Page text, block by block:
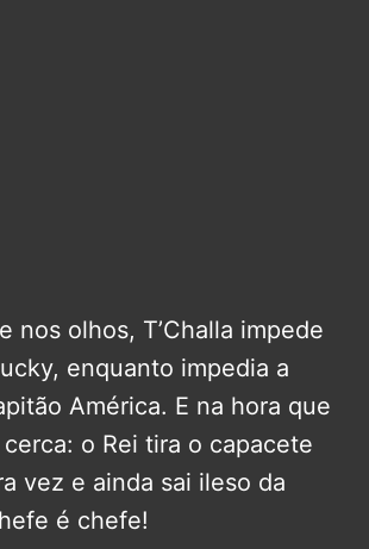
nos olhos, T’Challa impede
enquanto impedia a
América. E na hora que
o Rei tira o capacete
vez e ainda sai ileso da
é chefe!